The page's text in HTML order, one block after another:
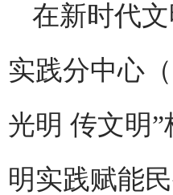
在新时代
实践分中心
光明 传文明”
明实践赋能